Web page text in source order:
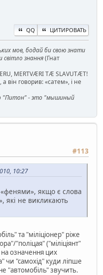
QQ ЦИТИРОВАТЬ
мов, бодай би свою знати
світло знання(Гнат
MERTVÆRI TÆ SLAVUTÆT!
він говорив: «сатем», і не
"Питон" - это "мышиный
#113
10:27
якщо є слова
які не викликають
та "міліціонер" ріже
"поліцая" ("міліціянт"
на означення цих
чи "самохід" куди ліпше
"автомобіль" звучить.